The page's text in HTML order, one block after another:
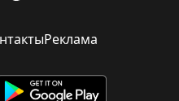
Реклама